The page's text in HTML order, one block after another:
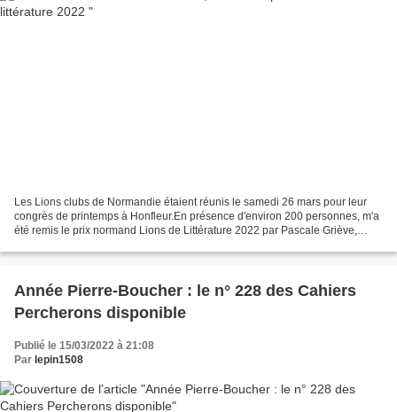
Les Lions clubs de Normandie étaient réunis le samedi 26 mars pour leur
congrès de printemps à Honfleur.En présence d'environ 200 personnes, m'a
été remis le prix normand Lions de Littérature 2022 par Pascale Griève,
Année Pierre-Boucher : le n° 228 des Cahiers
Percherons disponible
Publié le 15/03/2022 à 21:08
Par lepin1508